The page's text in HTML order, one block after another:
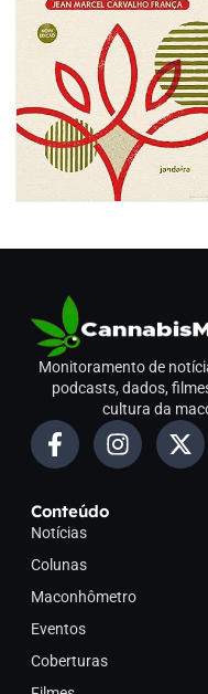
Monitoramento de
podcasts, dados,
cultura da
Conteúdo
Notícias
Colunas
Maconhômetro
Eventos
Coberturas